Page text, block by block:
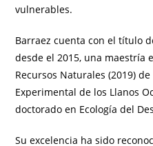
vulnerables.
Barraez cuenta con el título
desde el 2015, una maestría
Recursos Naturales (2019)
Experimental de los Llanos
doctorado en Ecología del
Su excelencia ha sido